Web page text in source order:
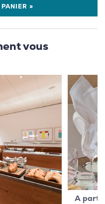
»
vous
A partir